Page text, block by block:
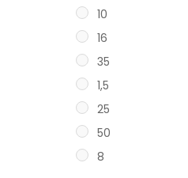
10
16
35
1,5
25
50
8